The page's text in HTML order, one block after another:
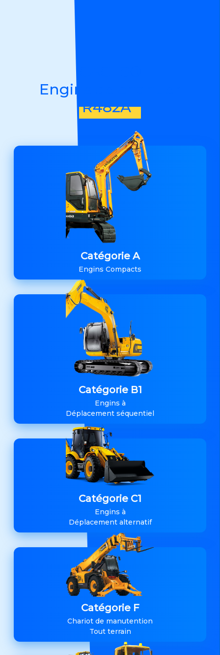
Engins de chantier
R482A
Catégorie A
Engins Compacts
Catégorie B1
Engins à
Déplacement séquentiel
Catégorie C1
Engins à
Déplacement alternatif
Catégorie F
Chariot de manutention
Tout terrain